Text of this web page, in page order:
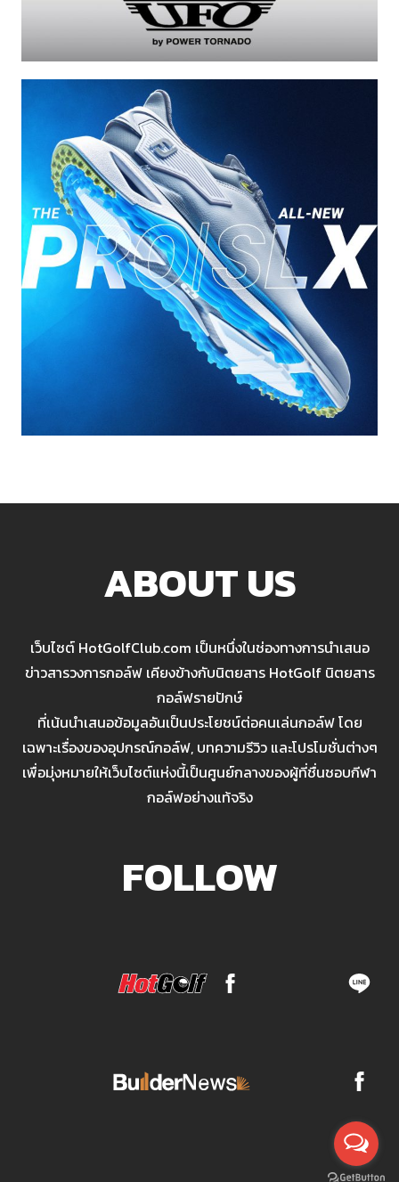
ABOUT US
เว็บไซต์ HotGolfClub.com เป็นหนึ่งในช่องทางการนำเสนอ
ข่าวสารวงการกอล์ฟ เคียงข้างกับนิตยสาร HotGolf นิตยสาร
กอล์ฟรายปักษ์
ที่เน้นนำเสนอข้อมูลอันเป็นประโยชน์ต่อคนเล่นกอล์ฟ โดย
เฉพาะเรื่องของอุปกรณ์กอล์ฟ, บทความรีวิว และโปรโมชั่นต่างๆ
เพื่อมุ่งหมายให้เว็บไซต์แห่งนี้เป็นศูนย์กลางของผู้ที่ชื่นชอบกีฬา
กอล์ฟอย่างแท้จริง
FOLLOW